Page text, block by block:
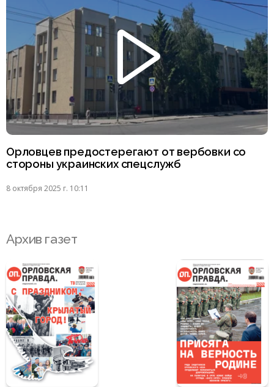
Орловцев предостерегают от вербовки со
стороны украинских спецслужб
8 октября 2025 г. 10:11
Архив газет